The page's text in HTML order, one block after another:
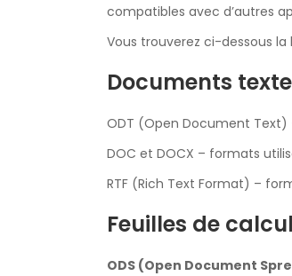
compatibles avec d’autres
Vous trouverez ci-dessous
Documents
ODT (Open Document
DOC et DOCX – formats
RTF (Rich Text Format) –
Feuilles de
ODS (Open Document